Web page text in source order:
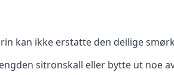
kan ikke erstatte den deilige
sitronskall eller bytte ut noe